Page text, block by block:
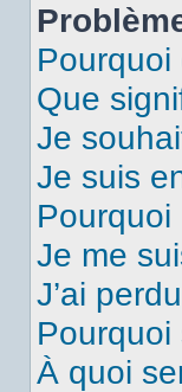
Pourquoi
Que
Je
Je suis
Je me
J’ai
À quoi